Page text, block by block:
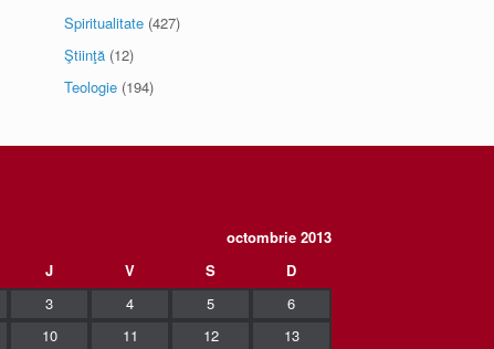
Spiritualitate (427)
Ştiinţă (12)
Teologie (194)
octombrie 2013
J V S
D
3 4 5
6
10 11 12 13